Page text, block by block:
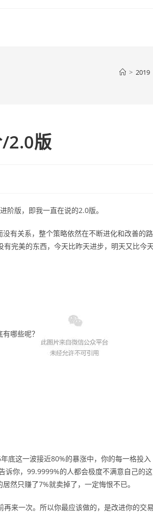
> 2019
2.0版
阶版，即我一直在说的2.0版。
有关系，整个策略依然在不断进化和改善的路
完美的东西，今天比昨天进步，明天又比今天
哪些呢？
底这一波接近80%的暴涨中，你的每一格投入
诉你，99.9999%的人都会极度不满意自己的这
然只赚了7%就卖掉了，一定悔恨不已。
来一次。所以你最应该做的，是改进你的交易